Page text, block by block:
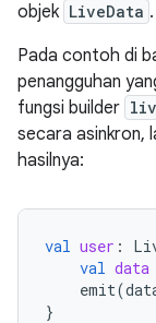
objek LiveData .
Pada contoh di
penangguhan
fungsi builder
secara asinkron,
hasilnya:
val user :
val data
emit(
}